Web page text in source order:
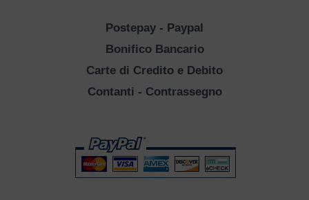
Postepay - Paypal
Bonifico Bancario
Carte di Credito e Debito
Contanti - Contrassegno